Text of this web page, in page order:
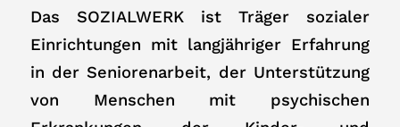
Das SOZIALWERK ist Träger sozialer
Einrichtungen mit langjähriger Erfahrung
in der Seniorenarbeit, der Unterstützung
von Menschen mit psychischen